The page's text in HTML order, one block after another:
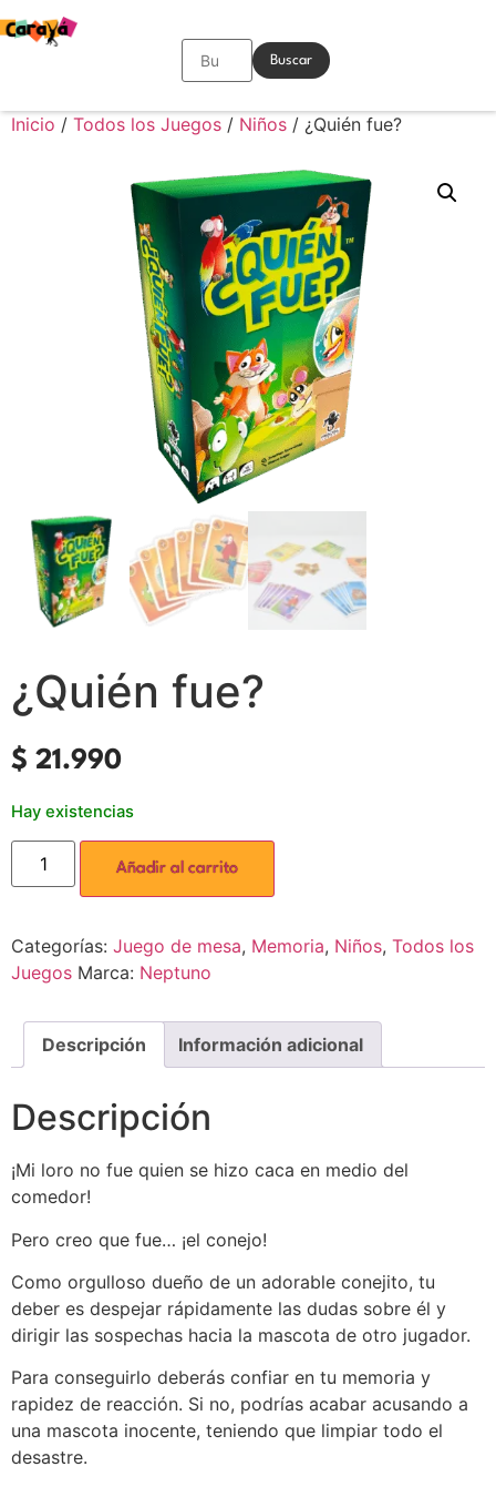
Buscar
Inicio / Todos los Juegos / Niños / ¿Quién fue?
¿Quién fue?
$ 21.990
Hay existencias
Añadir al carrito
Categorías: Juego de mesa, Memoria, Niños, Todos los
Juegos Marca: Neptuno
Descripción Información adicional
Descripción
¡Mi loro no fue quien se hizo caca en medio del
comedor!
Pero creo que fue… ¡el conejo!
Como orgulloso dueño de un adorable conejito, tu
deber es despejar rápidamente las dudas sobre él y
dirigir las sospechas hacia la mascota de otro jugador.
Para conseguirlo deberás confiar en tu memoria y
rapidez de reacción. Si no, podrías acabar acusando a
una mascota inocente, teniendo que limpiar todo el
desastre.